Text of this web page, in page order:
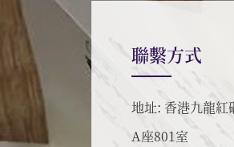
聯繫方式
地址: 香港九龍紅
A座801室